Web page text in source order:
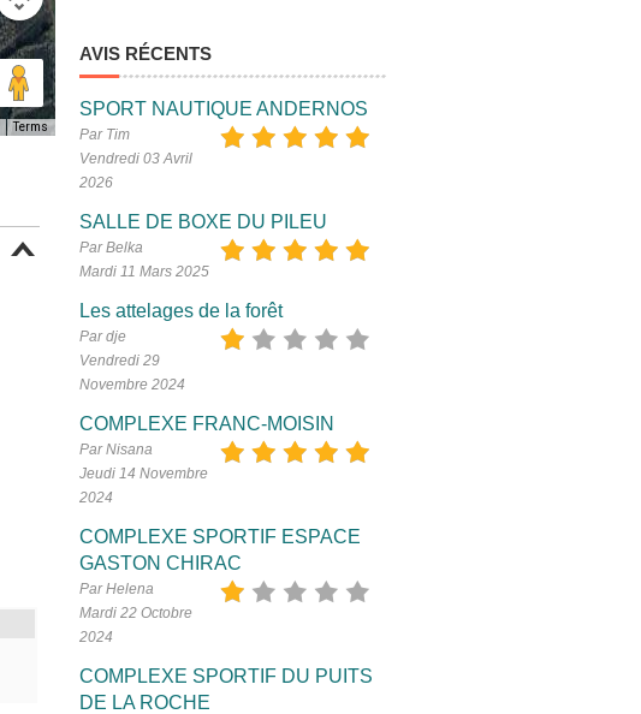
Terms
AVIS RÉCENTS
SPORT NAUTIQUE ANDERNOS
Par Tim
Vendredi 03 Avril
2026
SALLE DE BOXE DU PILEU
Par Belka
Mardi 11 Mars 2025
Les attelages de la forêt
Par dje
Vendredi 29
Novembre 2024
COMPLEXE FRANC-MOISIN
Par Nisana
Jeudi 14 Novembre
2024
COMPLEXE SPORTIF ESPACE
GASTON CHIRAC
Par Helena
Mardi 22 Octobre
2024
COMPLEXE SPORTIF DU PUITS
DE LA ROCHE